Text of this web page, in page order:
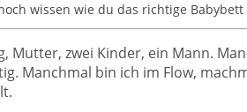
wissen wie du das richtige
Mutter, zwei Kinder, ein Mann.
Manchmal bin ich im Flow,